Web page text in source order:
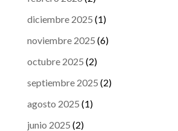
diciembre 2025 (1)
noviembre 2025 (6)
octubre 2025 (2)
septiembre 2025 (2)
agosto 2025 (1)
junio 2025 (2)